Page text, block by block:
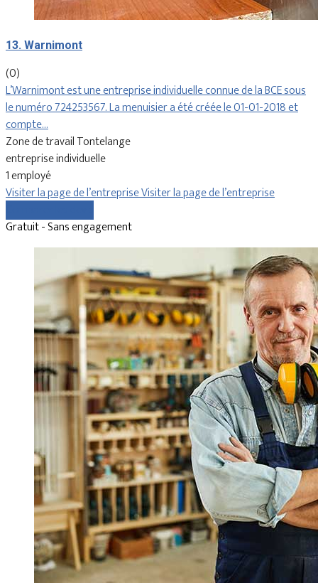
13. Warnimont
(0)
L’Warnimont est une entreprise individuelle connue de la BCE sous
le numéro 724253567. La menuisier a été créée le 01-01-2018 et
compte…
Zone de travail Tontelange
entreprise individuelle
1 employé
Visiter la page de l’entrepriseVisiter la page de l’entreprise
Gratuit - Sans engagement